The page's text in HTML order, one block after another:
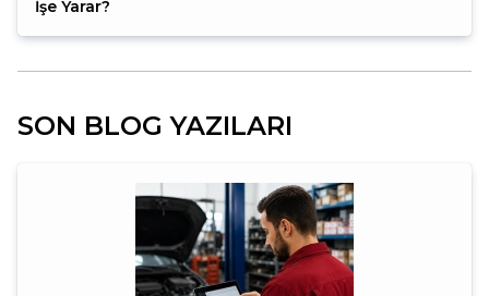
İşe Yarar?
SON BLOG YAZILARI